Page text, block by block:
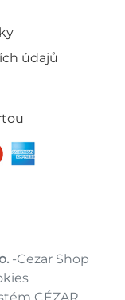
údajů
-Cezar Shop
CÉZAR